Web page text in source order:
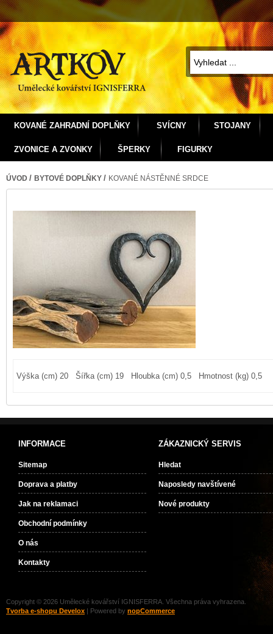
KOVANÉ ZAHRADNÍ DOPLŇKY SVÍCNY STOJANY
ZVONICE A ZVONKY ŠPERKY FIGURKY
ÚVOD / BYTOVÉ DOPLŇKY / KOVANÉ NÁSTĚNNÉ SRDCE
Výška (cm) 20 Šířka (cm) 19 Hloubka (cm) 0,5 Hmotnost (kg) 0,5
INFORMACE
Sitemap
Doprava a platby
Jak na reklamaci
Obchodní podmínky
O nás
Kontakty
ZÁKAZNICKÝ SERVIS
Hledat
Naposledy navštívené
Nové produkty
Copyright © 2026 Umělecké kovářství IGNISFERRA. Všechna práva vyhrazena.
Tvorba e-shopu Develox | Powered by nopCommerce